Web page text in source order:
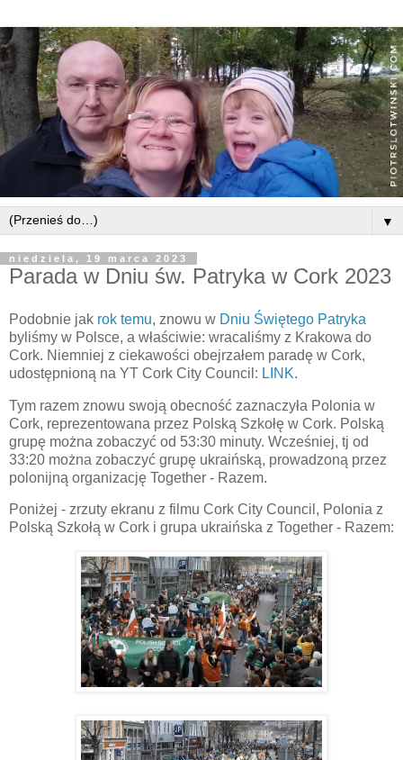
▼
niedziela, 19 marca 2023
Parada w Dniu św. Patryka w Cork 2023
Podobnie jak rok temu, znowu w Dniu Świętego Patryka
byliśmy w Polsce, a właściwie: wracaliśmy z Krakowa do
Cork. Niemniej z ciekawości obejrzałem paradę w Cork,
udostępnioną na YT Cork City Council: LINK.
Tym razem znowu swoją obecność zaznaczyła Polonia w
Cork, reprezentowana przez Polską Szkołę w Cork. Polską
grupę można zobaczyć od 53:30 minuty. Wcześniej, tj od
33:20 można zobaczyć grupę ukraińską, prowadzoną przez
polonijną organizację Together - Razem.
Poniżej - zrzuty ekranu z filmu Cork City Council, Polonia z
Polską Szkołą w Cork i grupa ukraińska z Together - Razem: